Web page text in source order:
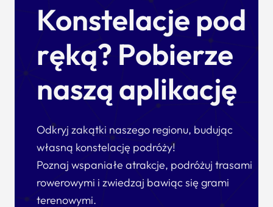
Konstelacje pod
ręką? Pobierze
naszą aplikację
Odkryj zakątki naszego regionu, budując
własną konstelację podróży!
Poznaj wspaniałe atrakcje, podróżuj trasami
rowerowymi i zwiedzaj bawiąc się grami
terenowymi.